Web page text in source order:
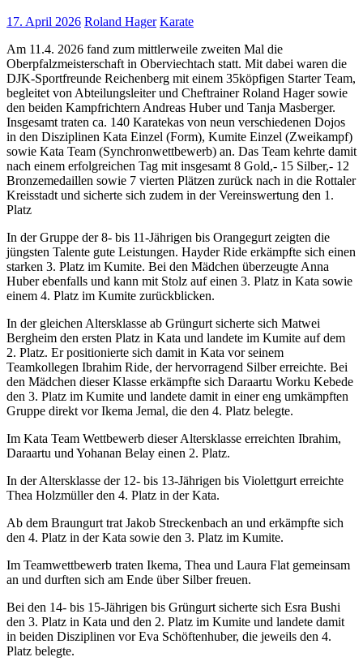
17. April 2026 Roland Hager Karate
Am 11.4. 2026 fand zum mittlerweile zweiten Mal die
Oberpfalzmeisterschaft in Oberviechtach statt. Mit dabei waren die
DJK-Sportfreunde Reichenberg mit einem 35köpfigen Starter Team,
begleitet von Abteilungsleiter und Cheftrainer Roland Hager sowie
den beiden Kampfrichtern Andreas Huber und Tanja Masberger.
Insgesamt traten ca. 140 Karatekas von neun verschiedenen Dojos
in den Disziplinen Kata Einzel (Form), Kumite Einzel (Zweikampf)
sowie Kata Team (Synchronwettbewerb) an. Das Team kehrte damit
nach einem erfolgreichen Tag mit insgesamt 8 Gold,- 15 Silber,- 12
Bronzemedaillen sowie 7 vierten Plätzen zurück nach in die Rottaler
Kreisstadt und sicherte sich zudem in der Vereinswertung den 1.
Platz
In der Gruppe der 8- bis 11-Jährigen bis Orangegurt zeigten die
jüngsten Talente gute Leistungen. Hayder Ride erkämpfte sich einen
starken 3. Platz im Kumite. Bei den Mädchen überzeugte Anna
Huber ebenfalls und kann mit Stolz auf einen 3. Platz in Kata sowie
einem 4. Platz im Kumite zurückblicken.
In der gleichen Altersklasse ab Grüngurt sicherte sich Matwei
Bergheim den ersten Platz in Kata und landete im Kumite auf dem
2. Platz. Er positionierte sich damit in Kata vor seinem
Teamkollegen Ibrahim Ride, der hervorragend Silber erreichte. Bei
den Mädchen dieser Klasse erkämpfte sich Daraartu Worku Kebede
den 3. Platz im Kumite und landete damit in einer eng umkämpften
Gruppe direkt vor Ikema Jemal, die den 4. Platz belegte.
Im Kata Team Wettbewerb dieser Altersklasse erreichten Ibrahim,
Daraartu und Yohanan Belay einen 2. Platz.
In der Altersklasse der 12- bis 13-Jährigen bis Violettgurt erreichte
Thea Holzmüller den 4. Platz in der Kata.
Ab dem Braungurt trat Jakob Streckenbach an und erkämpfte sich
den 4. Platz in der Kata sowie den 3. Platz im Kumite.
Im Teamwettbewerb traten Ikema, Thea und Laura Flat gemeinsam
an und durften sich am Ende über Silber freuen.
Bei den 14- bis 15-Jährigen bis Grüngurt sicherte sich Esra Bushi
den 3. Platz in Kata und den 2. Platz im Kumite und landete damit
in beiden Disziplinen vor Eva Schöftenhuber, die jeweils den 4.
Platz belegte.